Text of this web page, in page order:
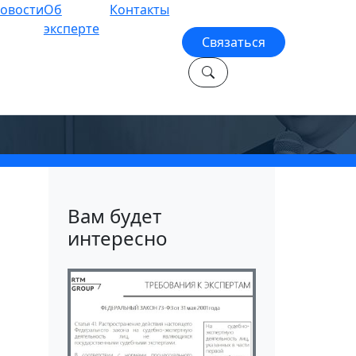
Об
эксперте
Контакты
Связаться
Вам будет
интересно